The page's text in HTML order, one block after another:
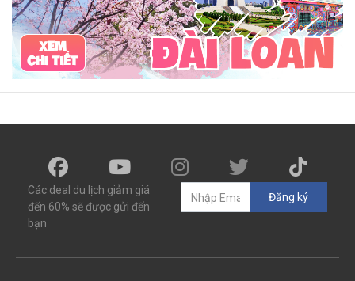
địa điểm du lịch Cửa Lò
Cửa Lò ở đâu
Hạ Long
Đảo Hòn Ngư
Đảo Song Ngư ATM
mới nhất
cẩm nang du lịch sầm sơn
ô tô phượt
99k
buffet
lẩu Tuyển dụng
Nhân viên Visa
Cát Bà.
Cô Tô miền Bắc
miền Trung
mùa đông
món ngon quà vặt
Chơi gì
câu mực đêm
Dù bay
Lặn biển
Vinpearl Cửa Hội
Nhà phao
Quê Bác
tour Cửa Lò 2 ngày 1 đêm
Các deal du lịch giảm giá
đến 60% sẽ được gửi đến
bạn
Đăng ký